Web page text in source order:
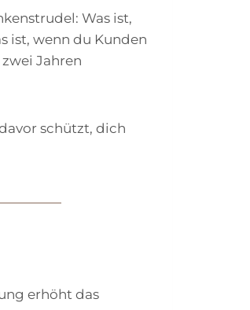
Was ist,
ist, wenn du Kunden
Jahren
schützt, dich
erhöht das